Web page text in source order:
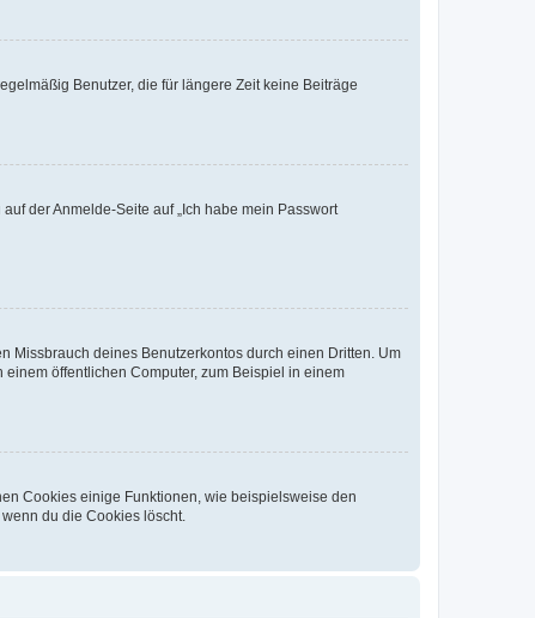
Benutzer, die für längere Zeit keine Beiträge
der Anmelde-Seite auf „Ich habe mein Passwort
Missbrauch deines Benutzerkontos durch einen Dritten. Um
öffentlichen Computer, zum Beispiel in einem
Cookies einige Funktionen, wie beispielsweise den
du die Cookies löscht.